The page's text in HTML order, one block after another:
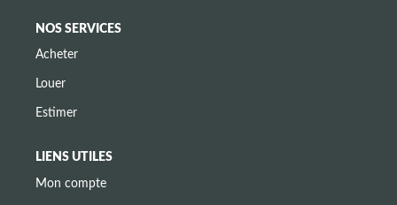
NOS SERVICES
Acheter
Louer
Estimer
LIENS UTILES
Mon compte